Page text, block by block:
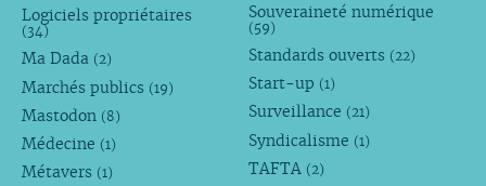
Logiciels propriétaires
(34)
Ma Dada (2)
Marchés publics (19)
Mastodon (8)
Médecine (1)
Métavers (1)
Souveraineté numérique
(59)
Standards ouverts (22)
Start-up (1)
Surveillance (21)
Syndicalisme (1)
TAFTA (2)